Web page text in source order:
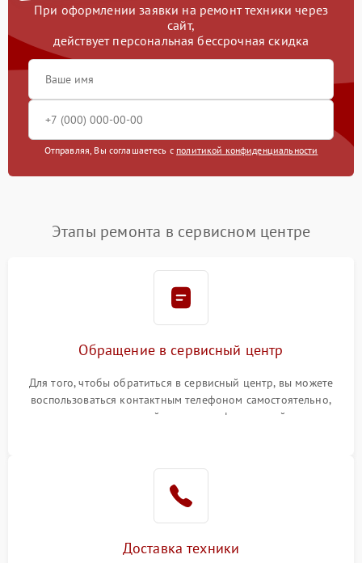
При оформлении заявки на ремонт техники через
сайт,
действует персональная бессрочная скидка
Отправляя, Вы соглашаетесь с политикой конфиденциальности
Этапы ремонта в сервисном центре
Обращение в сервисный центр
Для того, чтобы обратиться в сервисный центр, вы можете
воспользоваться контактным телефоном самостоятельно,
или оставить свой номер телефона на сайте
Доставка техники